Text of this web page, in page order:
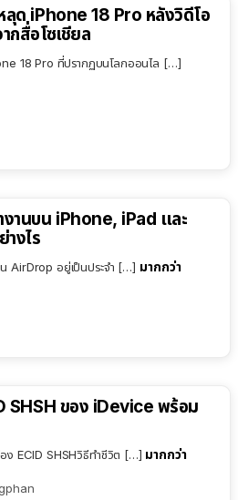
ด iPhone 18 Pro หลังวิดีโอ
กสื่อโซเชียล
18 Pro ที่ปรากฏบนโลกออนไล […]
านบน iPhone, iPad และ
งไร
AirDrop อยู่เป็นประจำ […] มากกว่า
SHSH ของ iDevice พร้อม
ง ECID SHSHวิธีทำชีวิต […] มากกว่า